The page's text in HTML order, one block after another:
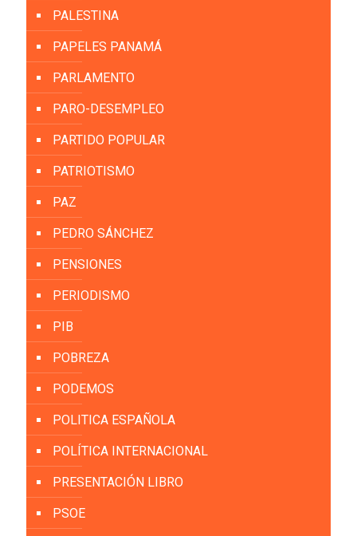
PALESTINA
PAPELES PANAMÁ
PARLAMENTO
PARO-DESEMPLEO
PARTIDO POPULAR
PATRIOTISMO
PAZ
PEDRO SÁNCHEZ
PENSIONES
PERIODISMO
PIB
POBREZA
PODEMOS
POLITICA ESPAÑOLA
POLÍTICA INTERNACIONAL
PRESENTACIÓN LIBRO
PSOE